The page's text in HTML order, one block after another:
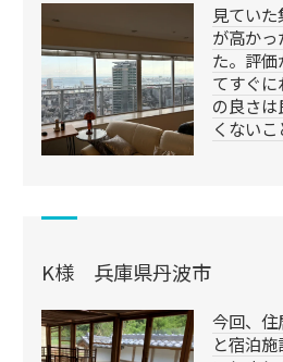
見てい
が高か
た。評
てすぐ
の良さ
くない
K様 兵庫県丹波市
今回、住
と宿泊